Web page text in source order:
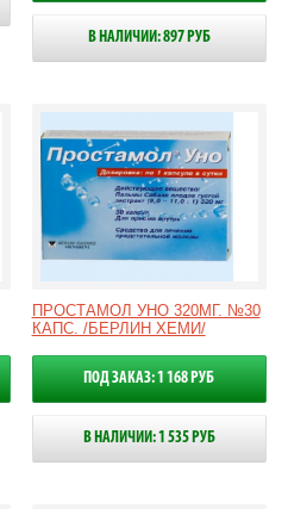
В НАЛИЧИИ: 897 РУБ
ПРОСТАМОЛ УНО 320МГ. №30
КАПС. /БЕРЛИН ХЕМИ/
ПОД ЗАКАЗ: 1 168 РУБ
В НАЛИЧИИ: 1 535 РУБ